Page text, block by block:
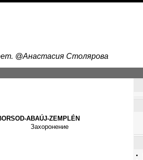
@Анастасия Столярова
ABAÚJ-ZEMPLÉN
Захоронение